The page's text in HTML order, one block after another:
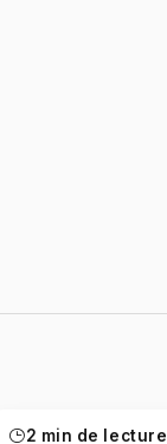
2 min de lecture